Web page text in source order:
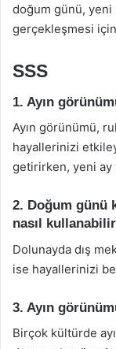
doğum günü, yeni
gerçekleşmesi için
SSS
1. Ayın
Ayın görünümü,
hayallerinizi
getirirken, yeni ay
2. Doğum günü
nasıl
Dolunayda dış
ise hayallerinizi
3. Ayın
Birçok kültürde